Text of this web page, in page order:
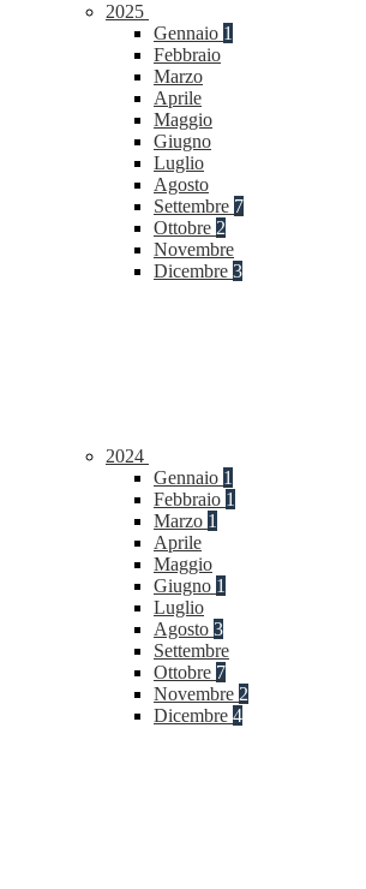
2025
Gennaio 1
Febbraio
Marzo
Aprile
Maggio
Giugno
Luglio
Agosto
Settembre 7
Ottobre 2
Novembre
Dicembre 3
2024
Gennaio 1
Febbraio 1
Marzo 1
Aprile
Maggio
Giugno 1
Luglio
Agosto 3
Settembre
Ottobre 7
Novembre 2
Dicembre 4